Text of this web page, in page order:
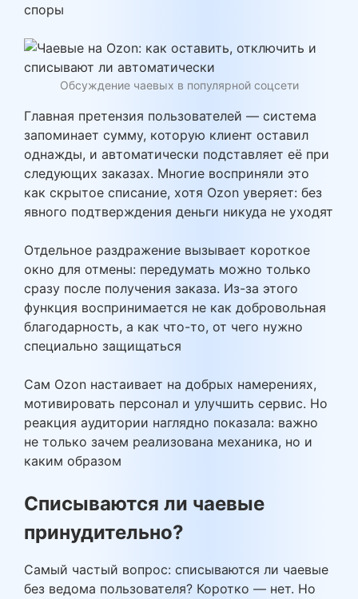
споры
Обсуждение чаевых в популярной соцсети
Главная претензия пользователей — система
запоминает сумму, которую клиент оставил
однажды, и автоматически подставляет её при
следующих заказах. Многие восприняли это
как скрытое списание, хотя Ozon уверяет: без
явного подтверждения деньги никуда не уходят
Отдельное раздражение вызывает короткое
окно для отмены: передумать можно только
сразу после получения заказа. Из-за этого
функция воспринимается не как добровольная
благодарность, а как что-то, от чего нужно
специально защищаться
Сам Ozon настаивает на добрых намерениях,
мотивировать персонал и улучшить сервис. Но
реакция аудитории наглядно показала: важно
не только зачем реализована механика, но и
каким образом
Списываются ли чаевые
принудительно?
Самый частый вопрос: списываются ли чаевые
без ведома пользователя? Коротко — нет. Но